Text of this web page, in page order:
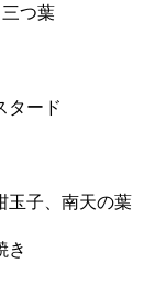
つ葉
タード
玉子、南天の葉
き